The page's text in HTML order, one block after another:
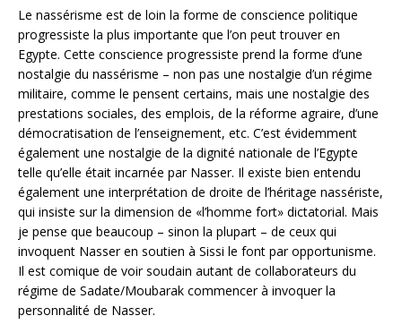
Le nassérisme est de loin la forme de conscience politique
progressiste la plus importante que l’on peut trouver en
Egypte. Cette conscience progressiste prend la forme d’une
nostalgie du nassérisme – non pas une nostalgie d’un régime
militaire, comme le pensent certains, mais une nostalgie des
prestations sociales, des emplois, de la réforme agraire, d’une
démocratisation de l’enseignement, etc. C’est évidemment
également une nostalgie de la dignité nationale de l’Egypte
telle qu’elle était incarnée par Nasser. Il existe bien entendu
également une interprétation de droite de l’héritage nassériste,
qui insiste sur la dimension de «l’homme fort» dictatorial. Mais
je pense que beaucoup – sinon la plupart – de ceux qui
invoquent Nasser en soutien à Sissi le font par opportunisme.
Il est comique de voir soudain autant de collaborateurs du
régime de Sadate/Moubarak commencer à invoquer la
personnalité de Nasser.